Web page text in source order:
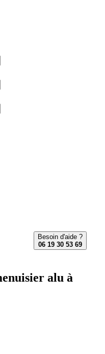
Besoin d'aide ?
06 19 30 53 69
alu à